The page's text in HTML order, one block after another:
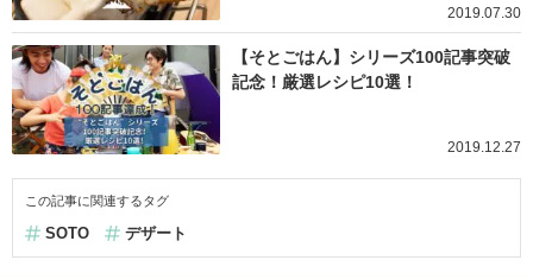
2019.07.30
【そとごはん】シリーズ100記事突破
記念！厳選レシピ10選！
2019.12.27
この記事に関連するタグ
SOTO デザート